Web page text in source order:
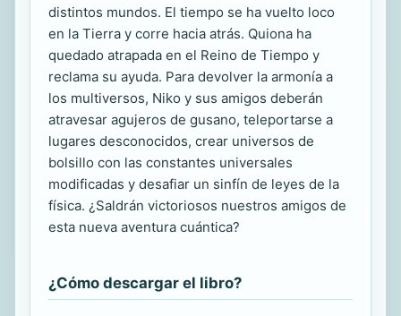
distintos mundos. El tiempo se ha vuelto loco
en la Tierra y corre hacia atrás. Quiona ha
quedado atrapada en el Reino de Tiempo y
reclama su ayuda. Para devolver la armonía a
los multiversos, Niko y sus amigos deberán
atravesar agujeros de gusano, teleportarse a
lugares desconocidos, crear universos de
bolsillo con las constantes universales
modificadas y desafiar un sinfín de leyes de la
física. ¿Saldrán victoriosos nuestros amigos de
esta nueva aventura cuántica?
¿Cómo descargar el libro?